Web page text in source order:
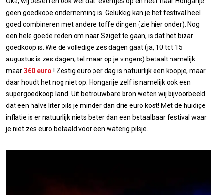
geen goedkope onderneming is. Gelukkig kan je het festival heel
goed combineren met andere toffe dingen (zie hier onder). Nog
een hele goede reden om naar Sziget te gaan, is dat het bizar
goedkoop is. Wie de volledige zes dagen gaat (ja, 10 tot 15
augustus is zes dagen, tel maar op je vingers) betaalt namelijk
maar360 euro ! Zestig euro per dag is natuurlijk een koopje, maar
daar houdt het nog niet op. Hongarije zelf is namelijk ook een
supergoedkoop land. Uit betrouwbare bron weten wij bijvoorbeeld
dat een halve liter pils je minder dan drie euro kost! Met de huidige
inflatie is er natuurlijk niets beter dan een betaalbaar festival waar
je niet zes euro betaald voor een waterig pilsje.